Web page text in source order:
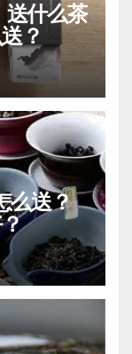
送什么茶
？
么送？